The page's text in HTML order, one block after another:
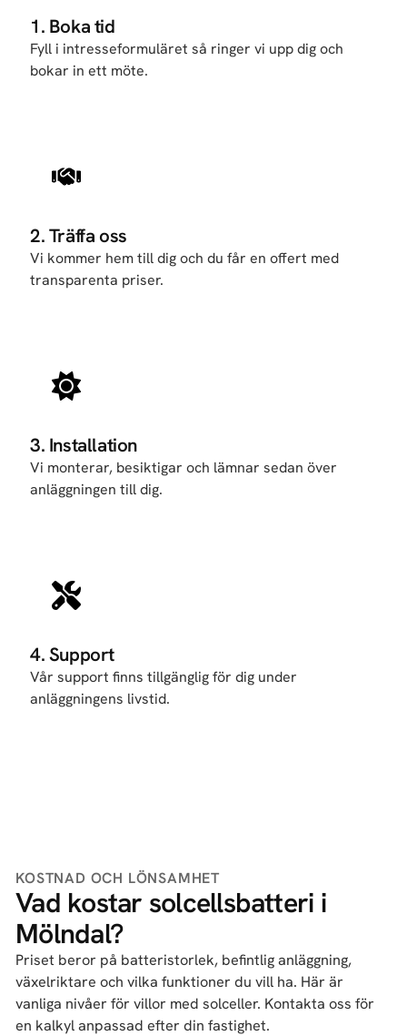
1. Boka tid
Fyll i intresseformuläret så ringer vi upp dig och
bokar in ett möte.
2. Träffa oss
Vi kommer hem till dig och du får en offert med
transparenta priser.
3. Installation
Vi monterar, besiktigar och lämnar sedan över
anläggningen till dig.
4. Support
Vår support finns tillgänglig för dig under
anläggningens livstid.
KOSTNAD OCH LÖNSAMHET
Vad kostar solcellsbatteri i
Mölndal?
Priset beror på batteristorlek, befintlig anläggning,
växelriktare och vilka funktioner du vill ha. Här är
vanliga nivåer för villor med solceller. Kontakta oss för
en kalkyl anpassad efter din fastighet.